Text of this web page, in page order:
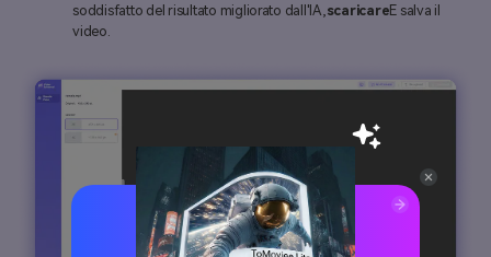
soddisfatto del risultato migliorato dall'IA,scaricareE salva il
video.